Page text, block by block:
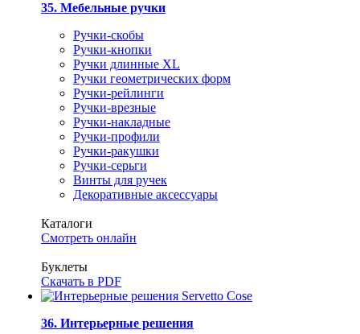
35. Мебельные ручки
Ручки-скобы
Ручки-кнопки
Ручки длинные XL
Ручки геометрических форм
Ручки-рейлинги
Ручки-врезные
Ручки-накладные
Ручки-профили
Ручки-ракушки
Ручки-серьги
Винты для ручек
Декоративные аксессуары
Каталоги
Смотреть онлайн
Буклеты
Скачать в PDF
36. Интерьерные решения